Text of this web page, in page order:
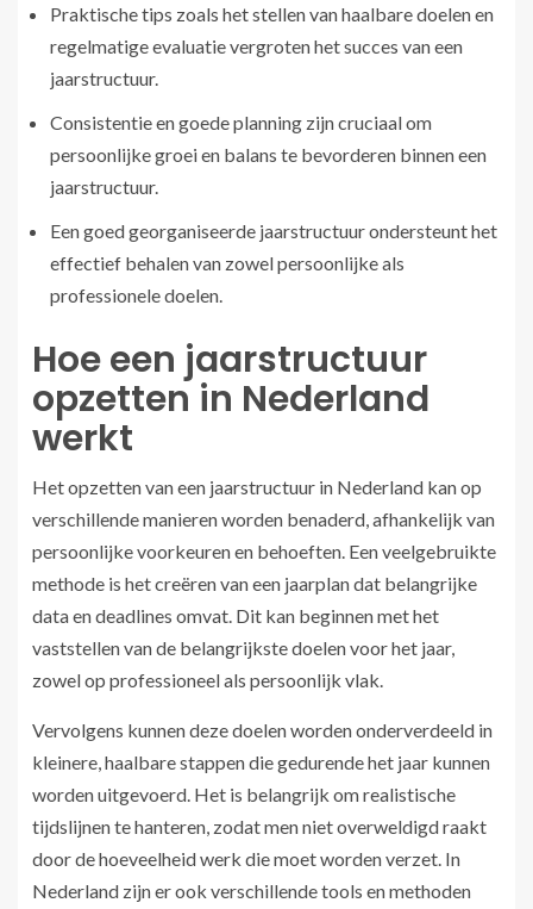
Praktische tips zoals het stellen van haalbare doelen en
regelmatige evaluatie vergroten het succes van een
jaarstructuur.
Consistentie en goede planning zijn cruciaal om
persoonlijke groei en balans te bevorderen binnen een
jaarstructuur.
Een goed georganiseerde jaarstructuur ondersteunt het
effectief behalen van zowel persoonlijke als
professionele doelen.
Hoe een jaarstructuur
opzetten in Nederland
werkt
Het opzetten van een jaarstructuur in Nederland kan op
verschillende manieren worden benaderd, afhankelijk van
persoonlijke voorkeuren en behoeften. Een veelgebruikte
methode is het creëren van een jaarplan dat belangrijke
data en deadlines omvat. Dit kan beginnen met het
vaststellen van de belangrijkste doelen voor het jaar,
zowel op professioneel als persoonlijk vlak.
Vervolgens kunnen deze doelen worden onderverdeeld in
kleinere, haalbare stappen die gedurende het jaar kunnen
worden uitgevoerd. Het is belangrijk om realistische
tijdslijnen te hanteren, zodat men niet overweldigd raakt
door de hoeveelheid werk die moet worden verzet. In
Nederland zijn er ook verschillende tools en methoden